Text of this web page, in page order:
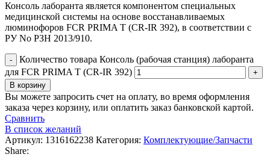
Консоль лаборанта является компонентом специальных
медицинской системы на основе восстанавливаемых
люминофоров FCR PRIMA T (CR-IR 392), в соответствии с
РУ No РЗН 2013/910.
Количество товара Консоль (рабочая станция) лаборанта
для FCR PRIMA T (CR-IR 392)
В корзину
Вы можете запросить счет на оплату, во время оформления
заказа через корзину, или оплатить заказ банковской картой.
Сравнить
В список желаний
Артикул: 1316162238 Категория: Комплектующие/Запчасти
Share: